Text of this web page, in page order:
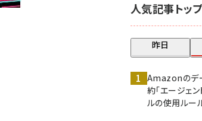
人気記事トッ
昨日
Amazonのデ
約「エージェ
ルの使用ルー